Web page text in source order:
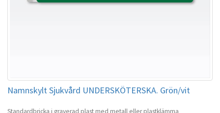
Namnskylt Sjukvård UNDERSKÖTERSKA. Grön/vit
Standardbricka i graverad plast med metall eller plastklämma